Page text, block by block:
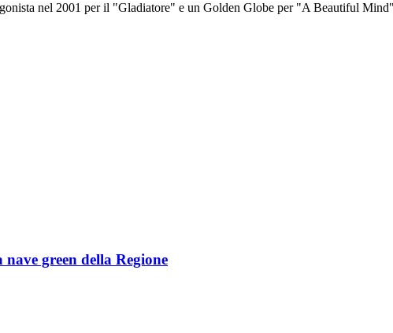
nel 2001 per il "Gladiatore" e un Golden Globe per "A Beautiful
green della Regione